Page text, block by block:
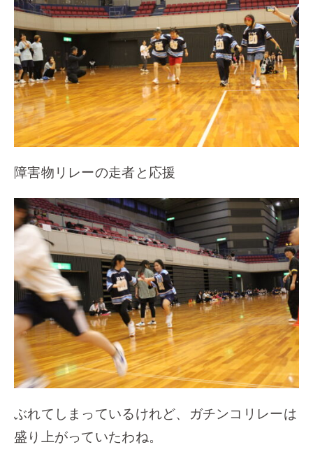
障害物リレーの走者と応援
ぶれてしまっているけれど、ガチンコリレーは
盛り上がっていたわね。